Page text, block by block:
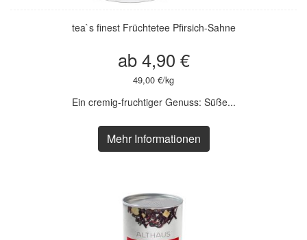
tea`s finest Früchtetee Pfirsich-Sahne
ab 4,90 €
49,00 €/kg
Ein cremig-fruchtiger Genuss: Süße...
Mehr Informationen